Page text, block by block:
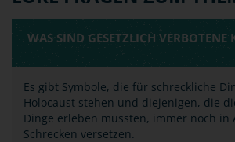
WAS SIND GESETZLICH VERBOTENE
Es gibt Symbole, die für schreckliche
Holocaust stehen und diejenigen, die
Dinge erleben mussten, immer noch in
Schrecken versetzen.